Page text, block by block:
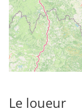
Le loueur